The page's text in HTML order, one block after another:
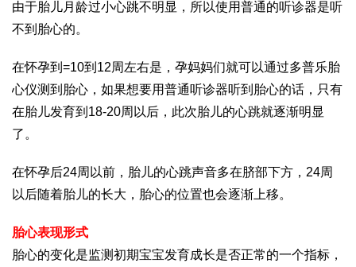
由于胎儿月龄过小心跳不明显，所以使用普通的听诊器是听
不到胎心的。
在怀孕到=10到12周左右是，孕妈妈们就可以通过多普乐胎
心仪测到胎心，如果想要用普通听诊器听到胎心的话，只有
在胎儿发育到18-20周以后，此次胎儿的心跳就逐渐明显
了。
在怀孕后24周以前，胎儿的心跳声音多在脐部下方，24周
以后随着胎儿的长大，胎心的位置也会逐渐上移。
胎心表现形式
胎心的变化是监测初期宝宝发育成长是否正常的一个指标，